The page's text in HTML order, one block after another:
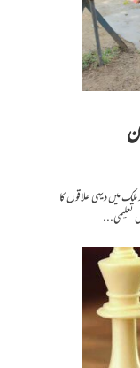
ملک میں دیہی علاقوں کا
تعلیمی...